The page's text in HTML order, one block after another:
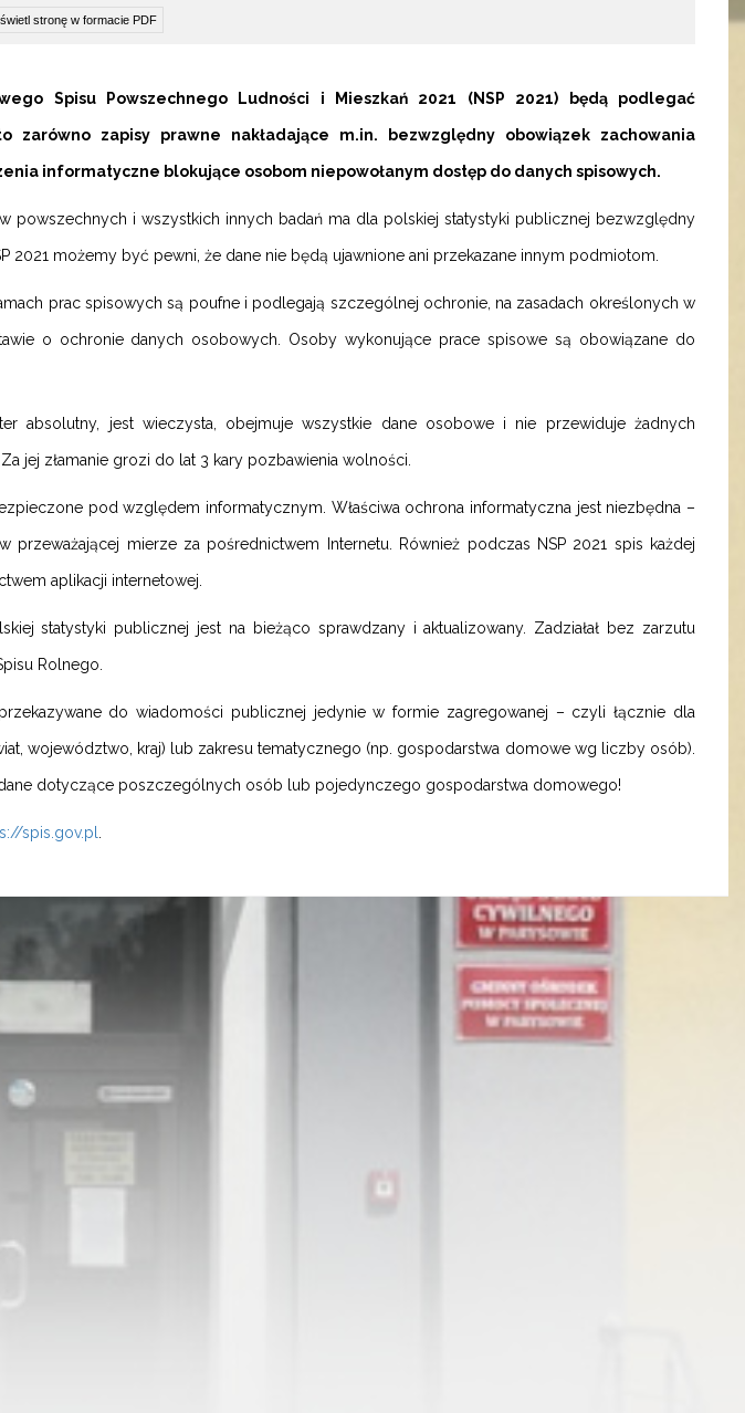
stronę w formacie PDF
Spisu Powszechnego Ludności i Mieszkań 2021 (NSP 2021) będą podlegać
zarówno zapisy prawne nakładające m.in. bezwzględny obowiązek zachowania
informatyczne blokujące osobom niepowołanym dostęp do danych spisowych.
powszechnych i wszystkich innych badań ma dla polskiej statystyki publicznej bezwzględny
2021 możemy być pewni, że dane nie będą ujawnione ani przekazane innym podmiotom.
prac spisowych są poufne i podlegają szczególnej ochronie, na zasadach określonych w
o ochronie danych osobowych. Osoby wykonujące prace spisowe są obowiązane do
absolutny, jest wieczysta, obejmuje wszystkie dane osobowe i nie przewiduje żadnych
jej złamanie grozi do lat 3 kary pozbawienia wolności.
pod względem informatycznym. Właściwa ochrona informatyczna jest niezbędna –
przeważającej mierze za pośrednictwem Internetu. Również podczas NSP 2021 spis każdej
aplikacji internetowej.
statystyki publicznej jest na bieżąco sprawdzany i aktualizowany. Zadziałał bez zarzutu
Rolnego.
do wiadomości publicznej jedynie w formie zagregowanej – czyli łącznie dla
województwo, kraj) lub zakresu tematycznego (np. gospodarstwa domowe wg liczby osób).
dotyczące poszczególnych osób lub pojedynczego gospodarstwa domowego!
spis.gov.pl.